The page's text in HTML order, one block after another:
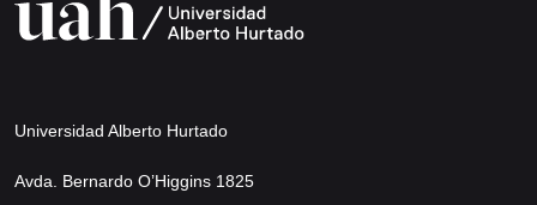
Universidad Alberto Hurtado
Avda. Bernardo O’Higgins 1825